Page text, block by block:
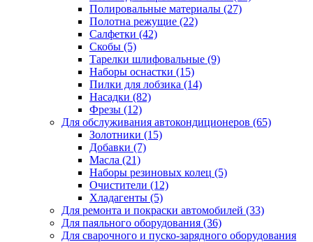
Полировальные материалы (27)
Полотна режущие (22)
Салфетки (42)
Скобы (5)
Тарелки шлифовальные (9)
Наборы оснастки (15)
Пилки для лобзика (14)
Насадки (82)
Фрезы (12)
Для обслуживания автокондиционеров (65)
Золотники (15)
Добавки (7)
Масла (21)
Наборы резиновых колец (5)
Очистители (12)
Хладагенты (5)
Для ремонта и покраски автомобилей (33)
Для паяльного оборудования (36)
Для сварочного и пуско-зарядного оборудования